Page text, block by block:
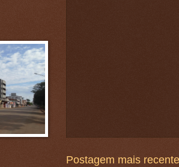
Postagem mais recente